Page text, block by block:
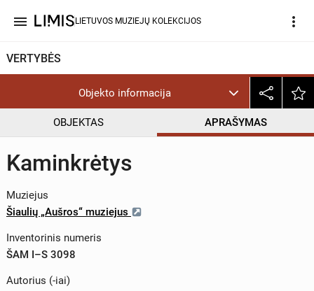
menu LIETUVOS MUZIEJŲ KOLEKCIJOS more_vert
VERTYBĖS
Objekto informacija
OBJEKTAS APRAŠYMAS
Kaminkrėtys
Muziejus
Šiaulių „Aušros“ muziejus
Inventorinis numeris
ŠAM I–S 3098
Autorius (-iai)